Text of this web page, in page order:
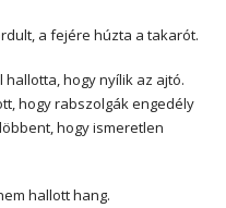
a fejére húzta a takarót.
hogy nyílik az ajtó.
hogy rabszolgák engedély
hogy ismeretlen
hallott hang.